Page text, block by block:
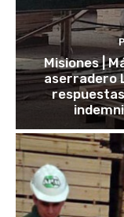
Misiones |
aserradero